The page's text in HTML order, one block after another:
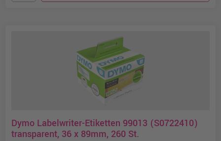
Dymo Labelwriter-Etiketten 99013 (S0722410)
transparent, 36 x 89mm, 260 St.